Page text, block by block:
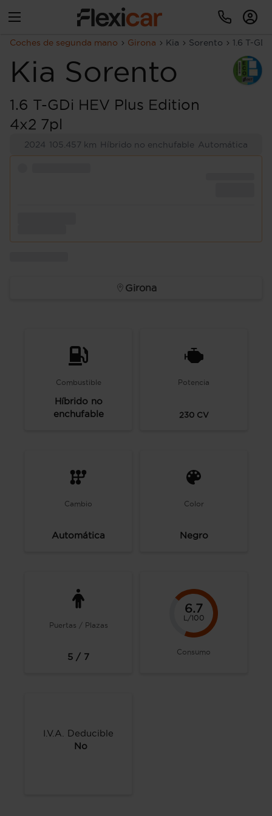
Coches de segunda mano Girona Kia Sorento 1.6 T-
Kia Sorento
1.6 T-GDi HEV Plus Edition
4x2 7pl
2024 105.457 km Híbrido no enchufable Automática
Girona
Combustible
Híbrido no
enchufable
Potencia
230CV
Cambio
Automática
Color
Negro
Puertas / Plazas
5 / 7
6.7
L/100
Consumo
I.V.A. Deducible
No